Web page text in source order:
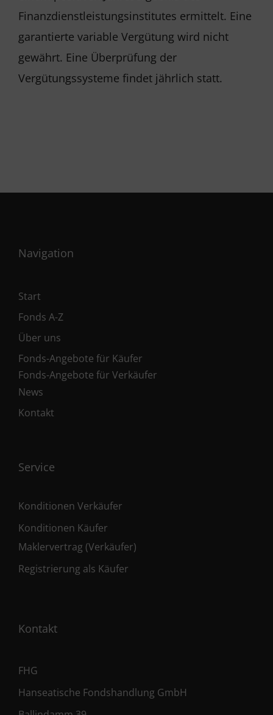
Finanzdienstleistungsinstitutes ermittelt. Eine
garantierte variable Vergütung wird nicht
gewährt. Eine Überprüfung der
Vergütungssysteme findet jährlich statt.
Navigation
Start
Fonds A-Z
Über uns
Fonds-Angebote für Käufer
Fonds-Angebote für Verkäufer
News
Kontakt
Service
Konditionen Verkäufer
Konditionen Käufer
Maklervertrag (Verkäufer)
Registrierung als Käufer
Kontakt
FHG
Hanseatische Fondshandlung GmbH